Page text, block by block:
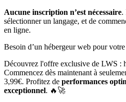
Aucune inscription n’est nécessaire.
sélectionner un langage, et de
en ligne.
Besoin d’un hébergeur web pour votre
Découvrez l'offre exclusive de LWS :
Commencez dès maintenant à
3,99€. Profitez de performances
exceptionnel. 🔥🚀